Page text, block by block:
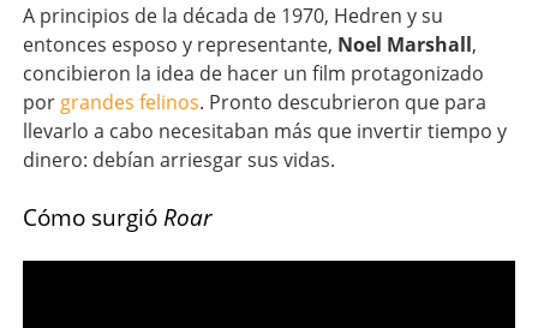
A principios de la década de 1970, Hedren y su
entonces esposo y representante, Noel Marshall,
concibieron la idea de hacer un film protagonizado
por grandes felinos. Pronto descubrieron que para
llevarlo a cabo necesitaban más que invertir tiempo y
dinero: debían arriesgar sus vidas.
Cómo surgióRoar